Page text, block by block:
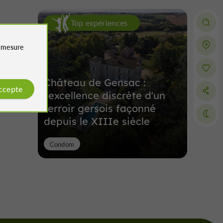
Top expériences
Château de Gensac :
l'excellence discrète d'un
terroir gersois façonné
depuis le XIIIe siècle
Condom
mesure